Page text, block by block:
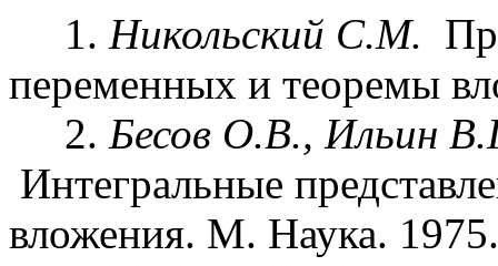
1. Никольский С.М.
переменных и теоремы
2. Бесов О.В., Ильин
Интегральные
вложения. М. Наука. 1975.